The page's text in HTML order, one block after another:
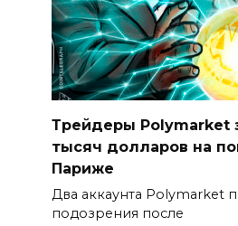
Трейдеры Polymarket
тысяч долларов на
Париже
Два аккаунта Polymarket
подозрения после